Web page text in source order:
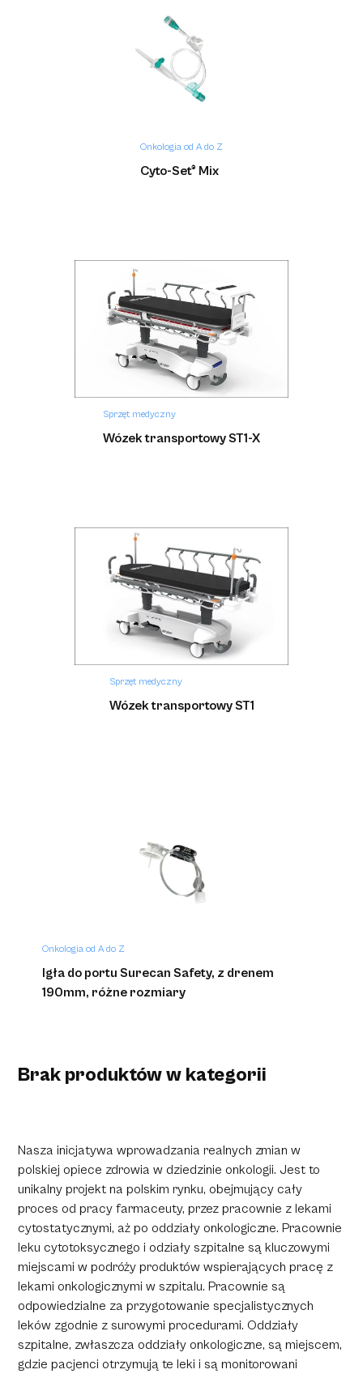
Onkologia od A do Z
Cyto-Set® Mix
Sprzęt medyczny
Wózek transportowy ST1-X
Sprzęt medyczny
Wózek transportowy ST1
Onkologia od A do Z
Igła do portu Surecan Safety, z drenem
190mm, różne rozmiary
Brak produktów w kategorii
Nasza inicjatywa wprowadzania realnych zmian w
polskiej opiece zdrowia w dziedzinie onkologii. Jest to
unikalny projekt na polskim rynku, obejmujący cały
proces od pracy farmaceuty, przez pracownie z lekami
cytostatycznymi, aż po oddziały onkologiczne. Pracownie
leku cytotoksycznego i odziały szpitalne są kluczowymi
miejscami w podróży produktów wspierających pracę z
lekami onkologicznymi w szpitalu. Pracownie są
odpowiedzialne za przygotowanie specjalistycznych
leków zgodnie z surowymi procedurami. Oddziały
szpitalne, zwłaszcza oddziały onkologiczne, są miejscem,
gdzie pacjenci otrzymują te leki i są monitorowani